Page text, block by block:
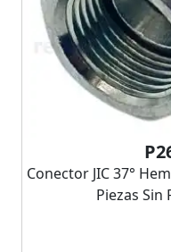
Conector JIC 37°
Piezas Sin